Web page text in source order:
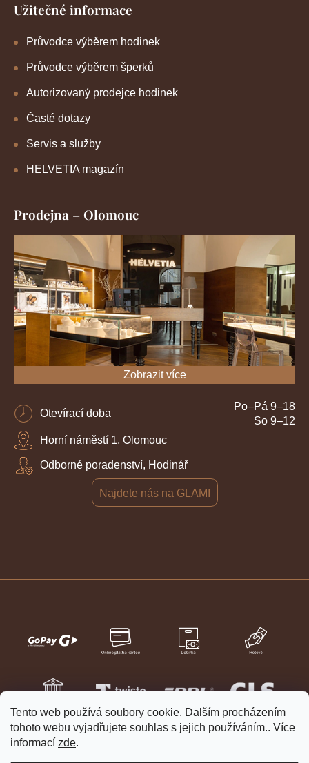
Tento web používá soubory cookie. Dalším procházením
tohoto webu vyjadřujete souhlas s jejich používáním.. Více
informací zde.
Užitečné informace
Průvodce výběrem hodinek
Průvodce výběrem šperků
Autorizovaný prodejce hodinek
Časté dotazy
Servis a služby
HELVETIA magazín
Prodejna – Olomouc
Zobrazit více
Otevírací doba
Po–Pá 9–18
So 9–12
Horní náměstí 1, Olomouc
Odborné poradenství, Hodinář
Najdete nás na GLAMI